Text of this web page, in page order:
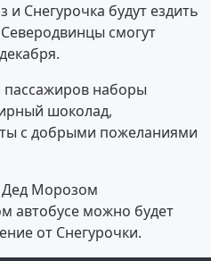
Снегурочка будут ездить
смогут
пассажиров наборы
шоколад,
с добрыми пожеланиями
Дед Морозом
автобусе можно будет
от Снегурочки.